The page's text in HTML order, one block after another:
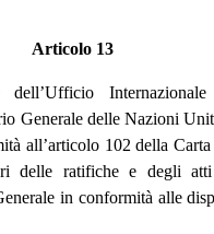
Articolo 13
Generale delle Nazioni
all’articolo 102 della
delle ratifiche e degli
in conformità alle